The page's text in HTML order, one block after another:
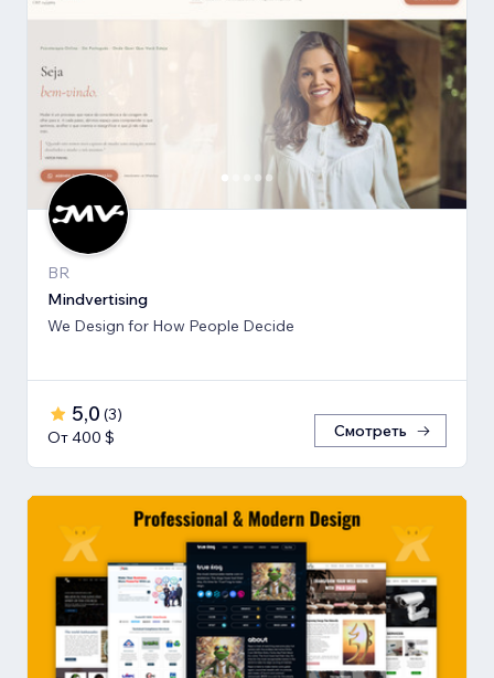
BR
Mindvertising
We Design for How People Decide
5,0 (3)
От 400 $
Смотреть